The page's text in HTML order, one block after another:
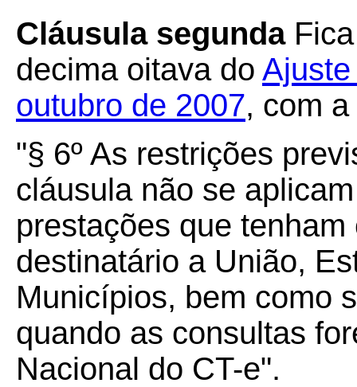
Cláusula segunda
decima oitava do
outubro de 2007, com
"§ 6º As restrições
cláusula não se
prestações que
destinatário a União,
Municípios, bem como
quando as consultas
Nacional do CT-e".